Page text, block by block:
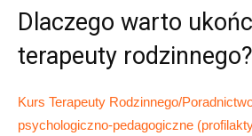
Dlaczego warto
terapeuty rodzinnego?
Kurs Terapeuty Rodzinnego/
psychologiczno-pedagogiczne